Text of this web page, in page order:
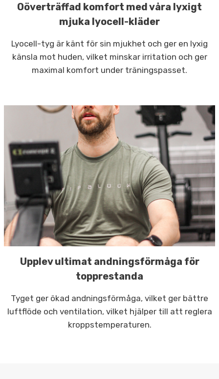
Oöverträffad komfort med våra lyxigt
mjuka lyocell-kläder
Lyocell-tyg är känt för sin mjukhet och ger en lyxig
känsla mot huden, vilket minskar irritation och ger
maximal komfort under träningspasset.
Upplev ultimat andningsförmåga för
topprestanda
Tyget ger ökad andningsförmåga, vilket ger bättre
luftflöde och ventilation, vilket hjälper till att reglera
kroppstemperaturen.